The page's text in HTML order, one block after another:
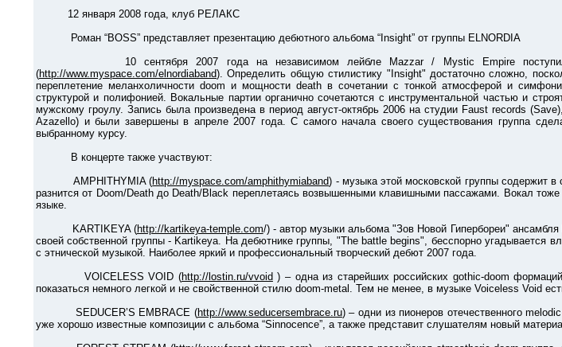
12 января 2008 года, клуб РЕЛАКС
Роман “BOSS” представляет презентацию дебютного альбома “Insight” от группы ELNORDIA
10 сентября 2007 года на независимом лейбле Mazzar / Mystic Empire поступил в
(http://www.myspace.com/elnordiaband). Определить общую стилистику "Insight" достаточно сложно,
переплетение меланхоличности doom и мощности death в сочетании с тонкой атмосферой и
структурой и полифонией. Вокальные партии органично сочетаются с инструментальной частью и
мужскому гроулу. Запись была произведена в период август-октябрь 2006 на студии Faust records
Azazello) и были завершены в апреле 2007 года. С самого начала своего существования группа
выбранному курсу.
В концерте также участвуют:
AMPHITHYMIA (http://myspace.com/amphithymiaband) - музыка этой московской группы содержит
разнится от Doom/Death до Death/Black переплетаясь возвышенными клавишными пассажами. Вокал
языке.
KARTIKEYA (http://kartikeya-temple.com/) - автор музыки альбома "Зов Новой Гипербореи"
своей собственной группы - Kartikeya. На дебютнике группы, "The battle begins", бесспорно
с этнической музыкой. Наиболее яркий и профессиональный творческий дебют 2007 года.
VOICELESS VOID (http://lostin.ru/vvoid ) – одна из старейших российских gothic-doom
показаться немного легкой и не свойственной стилю doom-metal. Тем не менее, в музыке Voiceless Void
SEDUCER’S EMBRACE (http://www.seducersembrace.ru) – одни из пионеров отечественного
уже хорошо известные композиции с альбома “Sinnocenсe”, а также представит слушателям новый